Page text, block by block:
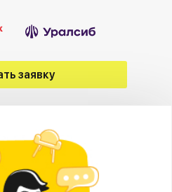
заявку